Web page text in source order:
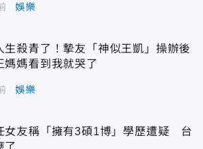
娛樂
生殺青了！摯友「神似王凱」操辦後
媽媽看到我就哭了
娛樂
女友稱「擁有3碩1博」學歷遭疑 台
了